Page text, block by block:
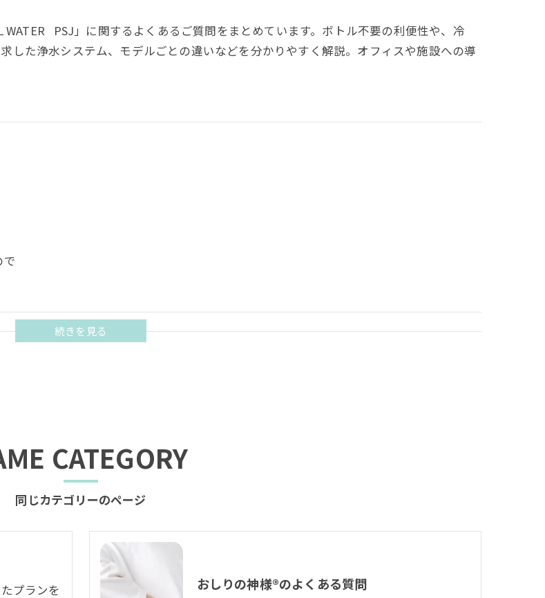
PSJ」に関するよくあるご質問をまとめています。ボトル不要の利便性や、冷
した浄水システム、モデルごとの違いなどを分かりやすく解説。オフィスや施設への導
同じカテゴリーのページ
CATEGORY
プランを
おしりの神様®のよくある質問